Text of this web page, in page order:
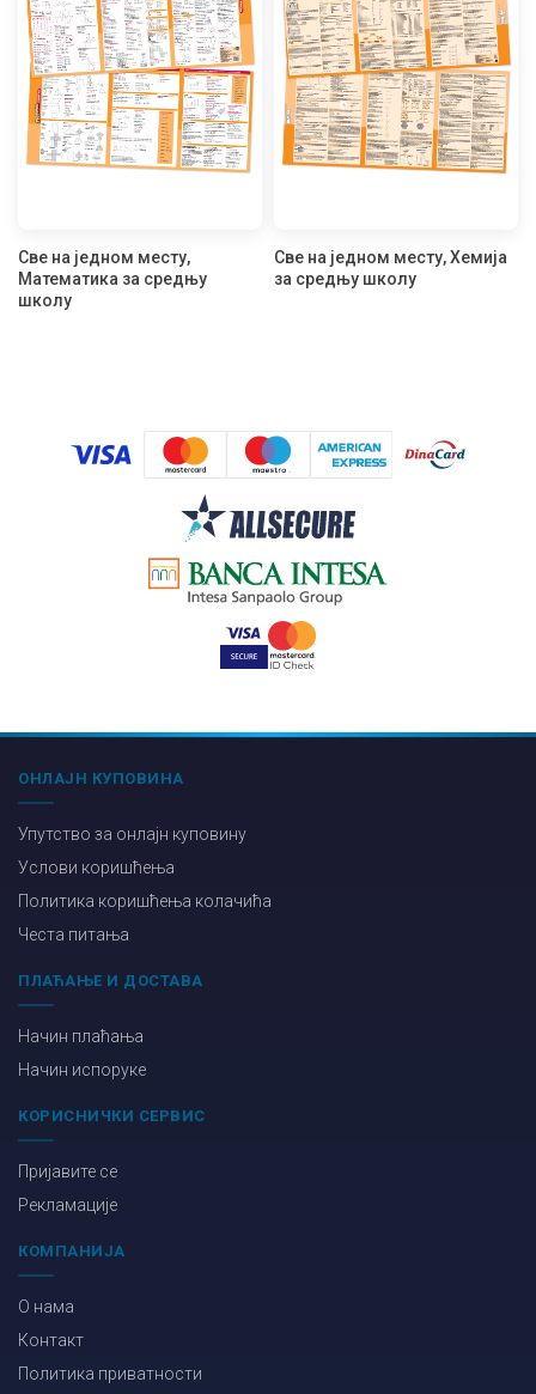
Све на једном месту,
Математика за средњу
школу
Све на једном месту, Хемија
за средњу школу
ОНЛАЈН КУПОВИНА
Упутство за онлајн куповину
Услови коришћења
Политика коришћења колачића
Честа питања
ПЛАЋАЊЕ И ДОСТАВА
Начин плаћања
Начин испоруке
КОРИСНИЧКИ СЕРВИС
Пријавите се
Рекламације
КОМПАНИЈА
О нама
Контакт
Политика приватности